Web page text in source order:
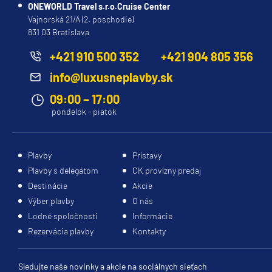
kajuty
balkónom.
Výber
kajuty
výrazne
zážitok
plavby.
Prezrite
si
našu
ponuku
januára
2020
program MedallionClass.
Taliansko
Stavebné
náklady:
miliónov
USD
Kmotry:
Trista
Sutter
Ryan
Sutter,
moderné
štýlové
interiéry,
vybavenie
inšpirujte
svoju
ďalšiu
nezabudnuteľnú
plavbu.
poskytovať
ešte
služby.
Lucia
Sun
Ďakujem
za
informáciu.
Zmena
bola
veľmi
dobra.
ONEWORLD Travel s.r.o.Cruise Center
Vajnorská 21/A (2. poschodie)
831 03 Bratislava
+421 910 500 352
+421 904 805 356
info@luxusneplavby.sk
09:00 – 17:00
pondelok - piatok
Plavby
Prístavy
Plavby s delegátom
CK provízny predaj
Destinácie
Akcie
Výber plavby
O nás
Lodné spoločnosti
Informácie
Rezervácia plavby
Kontakty
Sledujte naše novinky a akcie na sociálnych sieťach